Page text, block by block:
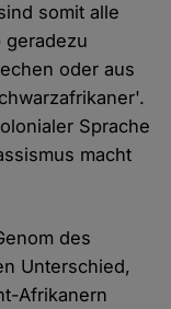
somit alle
geradezu
oder aus
Sprache
macht
des
Unterschied,
Afrikanern